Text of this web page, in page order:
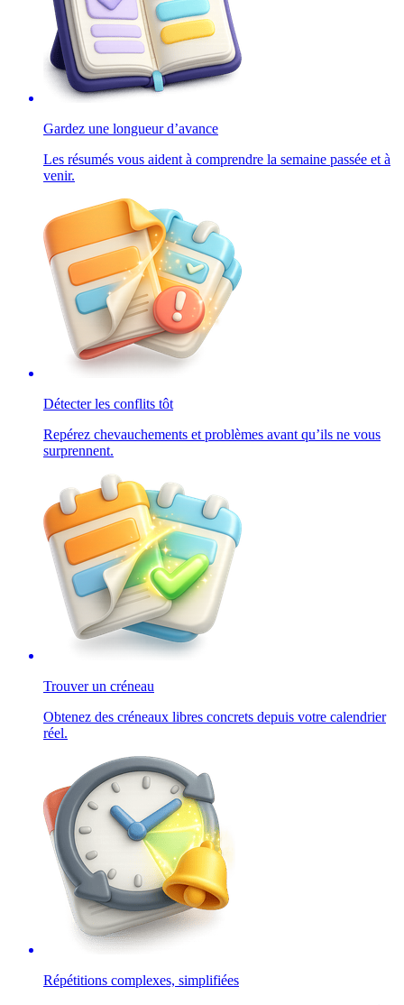
Gardez une longueur d’avance
Les résumés vous aident à comprendre la semaine passée et à
venir.
Détecter les conflits tôt
Repérez chevauchements et problèmes avant qu’ils ne vous
surprennent.
Trouver un créneau
Obtenez des créneaux libres concrets depuis votre calendrier
réel.
Répétitions complexes, simplifiées